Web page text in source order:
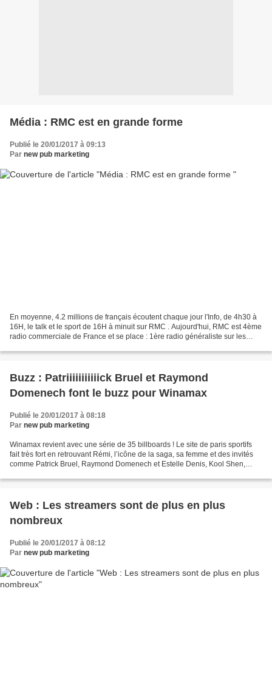
Média : RMC est en grande forme
Publié le 20/01/2017 à 09:13
Par new pub marketing
En moyenne, 4.2 millions de français écoutent chaque jour l'Info, de 4h30 à
16H, le talk et le sport de 16H à minuit sur RMC . Aujourd'hui, RMC est 4ème
radio commerciale de France et se place : 1ère radio généraliste sur les
Buzz : Patriiiiiiiiiiick Bruel et Raymond
Domenech font le buzz pour Winamax
Publié le 20/01/2017 à 08:18
Par new pub marketing
Winamax revient avec une série de 35 billboards ! Le site de paris sportifs
fait très fort en retrouvant Rémi, l’icône de la saga, sa femme et des invités
comme Patrick Bruel, Raymond Domenech et Estelle Denis, Kool Shen,
Web : Les streamers sont de plus en plus
nombreux
Publié le 20/01/2017 à 08:12
Par new pub marketing